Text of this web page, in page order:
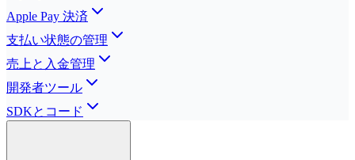
Apple Pay 決済
支払い状態の管理
売上と入金管理
開発者ツール
SDKとコード